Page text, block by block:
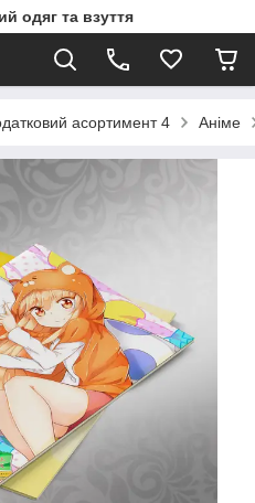
одяг та взуття
асортимент 4 Аніме